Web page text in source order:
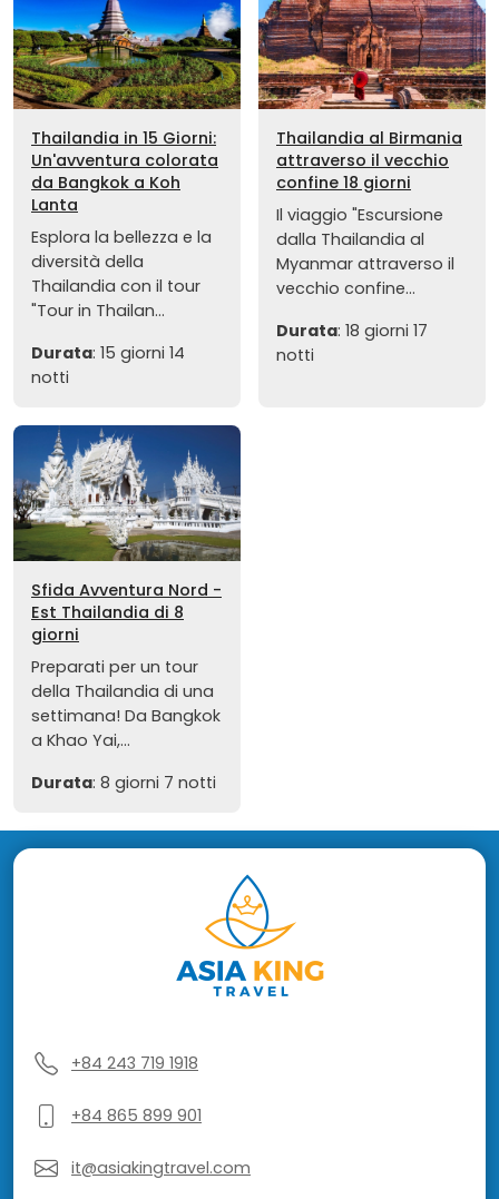
Thailandia in 15 Giorni:
Un'avventura colorata
da Bangkok a Koh
Lanta
Esplora la bellezza e la
diversità della
Thailandia con il tour
"Tour in Thailan...
Durata: 15 giorni 14
notti
Thailandia al Birmania
attraverso il vecchio
confine 18 giorni
Il viaggio "Escursione
dalla Thailandia al
Myanmar attraverso il
vecchio confine...
Durata: 18 giorni 17
notti
Sfida Avventura Nord -
Est Thailandia di 8
giorni
Preparati per un tour
della Thailandia di una
settimana! Da Bangkok
a Khao Yai,...
Durata: 8 giorni 7 notti
+84 243 719 1918
+84 865 899 901
it@asiakingtravel.com